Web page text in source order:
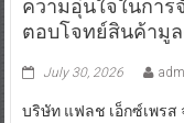
ความอุ่นใจในการ
ตอบโจทย์สินค้ามู
July 30, 2026
บริษัท แฟลช เอ็กซ์เพร